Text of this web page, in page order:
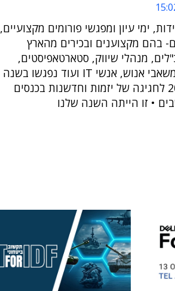
ימי עיון ומפגשי פורומים מקצועיים,
בהם מקצוענים ובכירים מהארץ
מנהלי שיווק, סטארטאפיסטים,
אנשי הון סיכון, מנהלי משאבי אנוש, אנשי IT ועוד נפגשו בשנה
האזרחית החולפת 2018 לחגיגה של יזמות וחדשנות בכנסים
• זו הייתה השנה שלנו